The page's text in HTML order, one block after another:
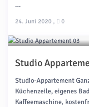
...
24. Juni 2020 , 0
Studio
Studio-Appartement
Küchenzeile, eigenes
Kaffeemaschine,